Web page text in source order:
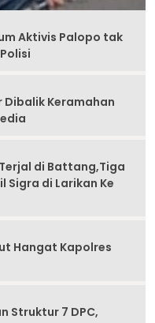
Aktivis Palopo tak
Keramahan
di Battang,Tiga
Sigra di Larikan Ke
Hangat Kapolres
Struktur 7 DPC,